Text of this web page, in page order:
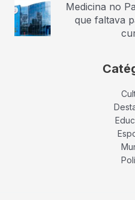
Medicina no
que faltava